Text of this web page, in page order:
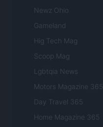
Newz Ohio
Gameland
Hig Tech Mag
Scoop Mag
Lgbtqia News
Motors Magazine 365
Day Travel 365
Home Magazine 365